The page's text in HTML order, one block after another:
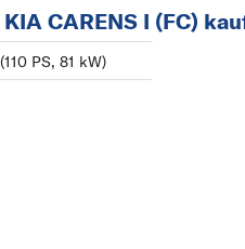
CERATO
M
MAGENTIS
CARENS I (FC)
PS, 81 kW)